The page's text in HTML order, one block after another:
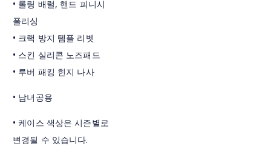
• 롤링 배럴, 핸드 피니시
폴리싱
• 크랙 방지 템플 리벳
• 스킨 실리콘 노즈패드
• 루버 패킹 힌지 나사
• 남녀공용
• 케이스 색상은 시즌별로
변경될 수 있습니다.